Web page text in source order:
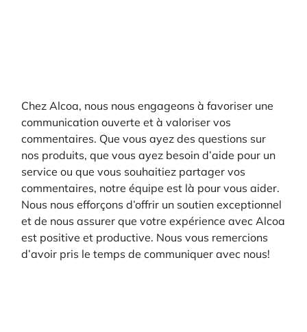
Chez Alcoa, nous nous engageons à favoriser une
communication ouverte et à valoriser vos
commentaires. Que vous ayez des questions sur
nos produits, que vous ayez besoin d’aide pour un
service ou que vous souhaitiez partager vos
commentaires, notre équipe est là pour vous aider.
Nous nous efforçons d’offrir un soutien exceptionnel
et de nous assurer que votre expérience avec Alcoa
est positive et productive. Nous vous remercions
d’avoir pris le temps de communiquer avec nous!